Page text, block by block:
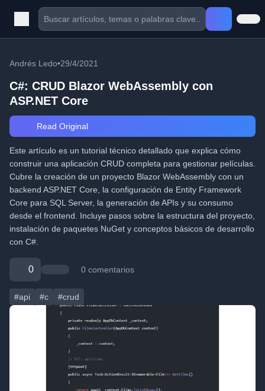
Andrés Ledo•29/4/2021
C#: CRUD Blazor WebAssembly con
ASP.NET Core
Read Original
Este artículo es un tutorial técnico detallado que explica cómo
construir una aplicación CRUD completa para gestionar películas.
Cubre la creación de un proyecto Blazor WebAssembly con un
backend ASP.NET Core, la configuración de Entity Framework
Core para SQL Server, la generación de APIs y su consumo
desde el frontend. Incluye pasos sobre la estructura del proyecto,
instalación de paquetes NuGet y conceptos básicos de desarrollo
con C#.
0 0 comentarios
#api #c #crud